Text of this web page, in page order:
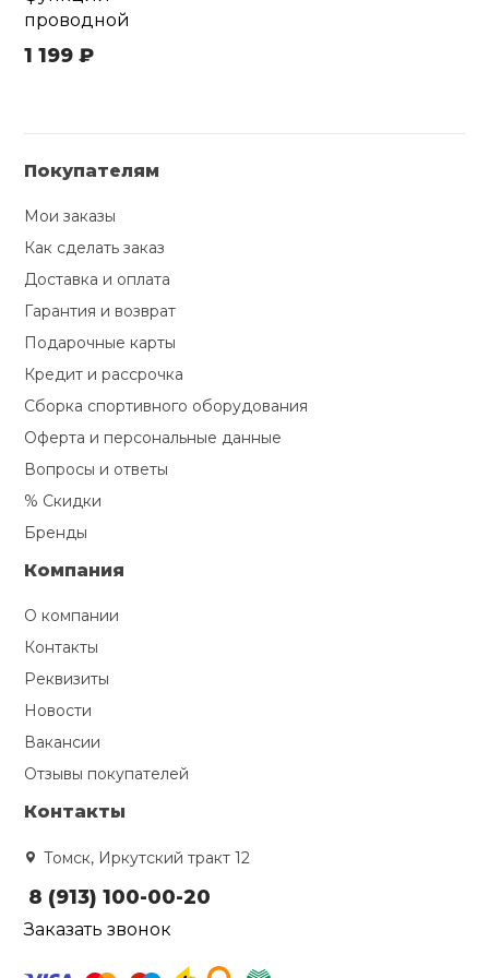
проводной
1 199 ₽
Покупателям
Мои заказы
Как сделать заказ
Доставка и оплата
Гарантия и возврат
Подарочные карты
Кредит и рассрочка
Сборка спортивного оборудования
Оферта и персональные данные
Вопросы и ответы
% Скидки
Бренды
Компания
О компании
Контакты
Реквизиты
Новости
Вакансии
Отзывы покупателей
Контакты
Томск, Иркутский тракт 12
8 (913) 100-00-20
Заказать звонок